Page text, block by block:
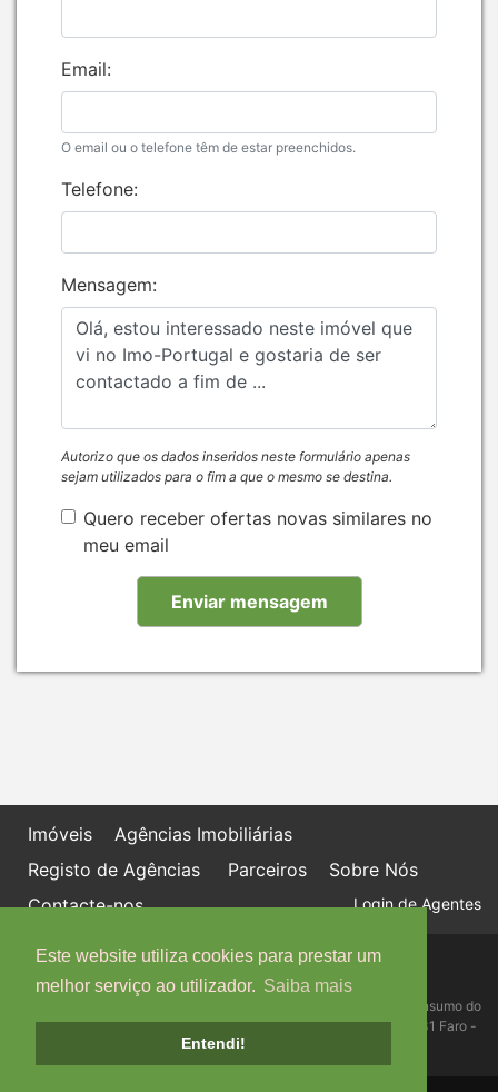
Este website utiliza cookies para prestar um
melhor serviço ao utilizador. Saiba mais
Entendi!
Email:
O email ou o telefone têm de estar preenchidos.
Telefone:
Mensagem:
Autorizo que os dados inseridos neste formulário apenas
sejam utilizados para o fim a que o mesmo se destina.
Quero receber ofertas novas similares no
meu email
Imóveis
Agências Imobiliárias
Registo de Agências
Parceiros
Sobre Nós
Contacte-nos
Login de Agentes
Política de proteção de dados
Livro de Reclamações online
Centro de Informação, Mediação e Arbitragem de Conflitos de Consumo do
Algarve - Edifício Ninho de Empresas, Estrada da Penha, 8005-131 Faro -
Telefone: 289 823 135 cimaal@mail.telepac.pt